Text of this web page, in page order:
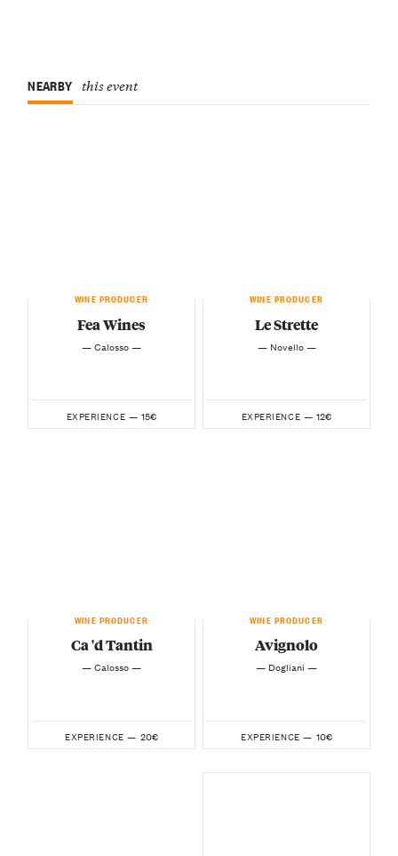
NEARBY this event
WINE PRODUCER
Fea Wines
— Calosso —
EXPERIENCE — 15€
WINE PRODUCER
Le Strette
— Novello —
EXPERIENCE — 12€
WINE PRODUCER
Ca 'd Tantin
— Calosso —
EXPERIENCE — 20€
WINE PRODUCER
Avignolo
— Dogliani —
EXPERIENCE — 10€